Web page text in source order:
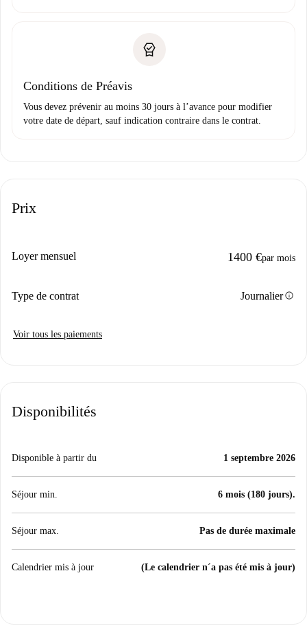
Conditions de Préavis
Vous devez prévenir au moins 30 jours à l’avance pour modifier
votre date de départ, sauf indication contraire dans le contrat.
Prix
Loyer mensuel 1400 €par mois
Type de contrat Journalierinfo
Voir tous les paiements
Disponibilités
Disponible à partir du 1 septembre 2026
Séjour min. 6 mois (180 jours).
Séjour max. Pas de durée maximale
Calendrier mis à jour (Le calendrier n´a pas été mis à jour)